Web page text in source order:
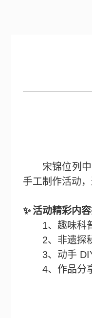
宋锦位列
手工制作活动
✨ 活动精彩内
1、趣味科
2、非遗探
3、动手
4、作品分